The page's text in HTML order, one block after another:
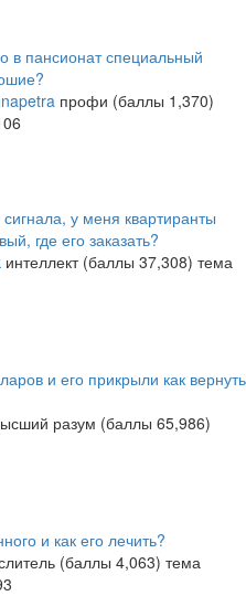
в пансионат специальный
профи (баллы 1,370)
у меня квартиранты
где его заказать?
интеллект (баллы 37,308) тема
и его прикрыли как вернуть
разум (баллы 65,986)
и как его лечить?
(баллы 4,063) тема